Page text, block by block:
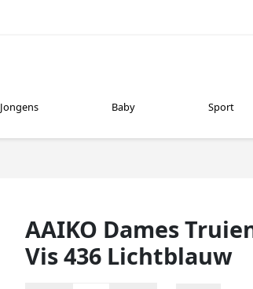
Jongens Baby Sport
AAIKO Dames
Vis 436 Lichtblauw